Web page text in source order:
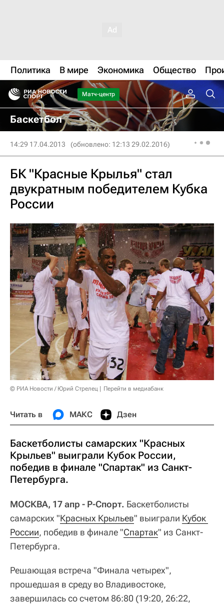
Политика В мире Экономика Общество
Матч-центр
Баскетбол
14:29 17.04.2013 (обновлено: 12:13 29.02.2016)
БК "Красные Крылья" стал
двукратным победителем Кубка
России
© РИА Новости / Юрий Стрелец Перейти в медиабанк
Читать в МАКС Дзен
Баскетболисты самарских "Красных
Крыльев" выиграли Кубок России,
победив в финале "Спартак" из Санкт-
Петербурга.
МОСКВА, 17 апр - Р-Спорт. Баскетболисты
самарских "Красных Крыльев" выиграли Кубок
России, победив в финале "Спартак" из Санкт-
Петербурга.
Решающая встреча "Финала четырех",
прошедшая в среду во Владивостоке,
завершилась со счетом 86:80 (19:20, 26:22,